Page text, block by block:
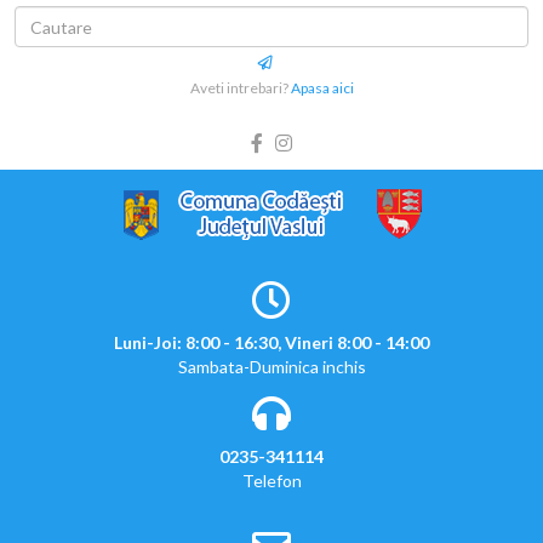
Aveti intrebari?Apasa aici
Luni-Joi: 8:00 - 16:30, Vineri 8:00 - 14:00
Sambata-Duminica inchis
0235-341114
Telefon